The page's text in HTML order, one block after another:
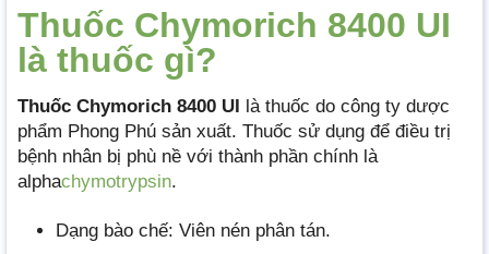
Thuốc Chymorich 8400 UI
là thuốc gì?
Thuốc Chymorich 8400 UI là thuốc do công ty dược
phẩm Phong Phú sản xuất. Thuốc sử dụng để điều trị
bệnh nhân bị phù nề với thành phần chính là
alphachymotrypsin.
Dạng bào chế: Viên nén phân tán.